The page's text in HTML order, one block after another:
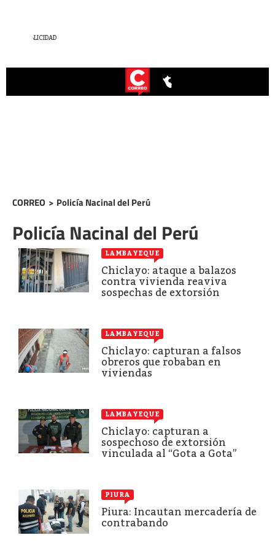
CORREO > Policía Nacinal del Perú
Policía Nacinal del Perú
LAMBAYEQUE
Chiclayo: ataque a balazos
contra vivienda reaviva
sospechas de extorsión
LAMBAYEQUE
Chiclayo: capturan a falsos
obreros que robaban en
viviendas
LAMBAYEQUE
Chiclayo: capturan a
sospechoso de extorsión
vinculada al “Gota a Gota”
PIURA
Piura: Incautan mercadería de
contrabando